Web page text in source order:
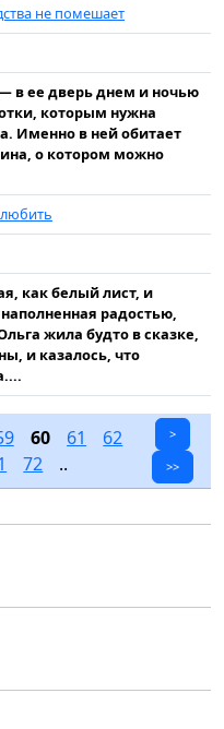
не помешает
в ее дверь днем и ночью
которым нужна
Именно в ней обитает
о котором можно
как белый лист, и
радостью,
жила будто в сказке,
и казалось, что
60 61
62
72 ..
>
>>